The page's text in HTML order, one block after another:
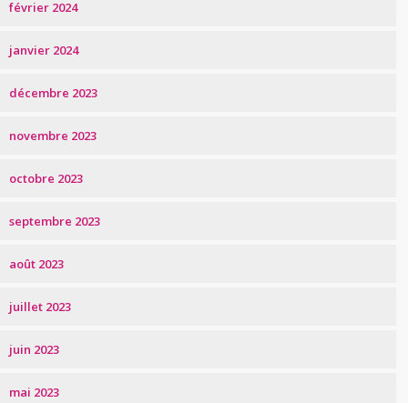
février 2024
janvier 2024
décembre 2023
novembre 2023
octobre 2023
septembre 2023
août 2023
juillet 2023
juin 2023
mai 2023